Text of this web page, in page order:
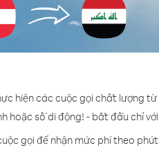
hiện các cuộc gọi chất lượng
hoặc số di động! - bắt đầu chỉ
gọi để nhận mức phí theo